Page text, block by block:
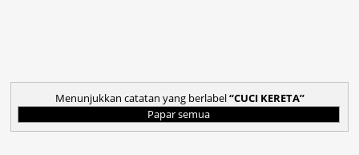
Menunjukkan catatan yang berlabel CUCI KERETA
Papar semua